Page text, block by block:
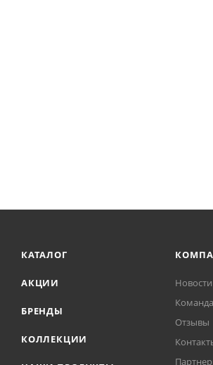
КАТАЛОГ
АКЦИИ
БРЕНДЫ
КОЛЛЕКЦИИ
Новости
Команда
Отзывы